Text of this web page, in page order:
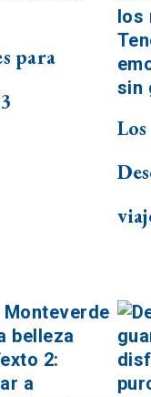
para